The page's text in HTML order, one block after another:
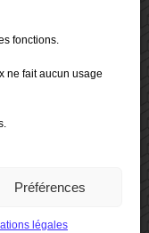
fonctions.
ne fait aucun usage
Préférences
légales